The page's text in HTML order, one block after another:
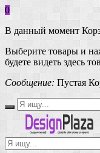
0
В данный момент
Выберите товары и
будете видеть здесь
Сообщение: Пустая